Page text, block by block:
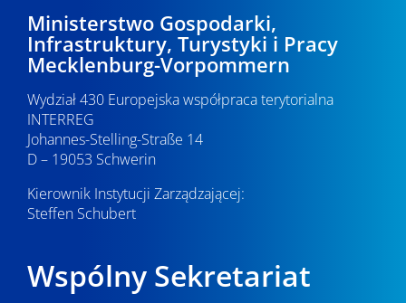
Ministerstwo Gospodarki,
Infrastruktury, Turystyki i Pracy
Mecklenburg-Vorpommern
Wydział 430 Europejska współpraca terytorialna
INTERREG
Johannes-Stelling-Straße 14
D – 19053 Schwerin
Kierownik Instytucji Zarządzającej:
Steffen Schubert
Wspólny Sekretariat